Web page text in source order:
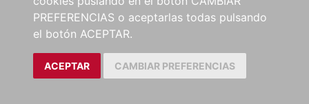
PREFERENCIAS o aceptarlas todas pulsando
el botón ACEPTAR.
ACEPTAR CAMBIAR PREFERENCIAS